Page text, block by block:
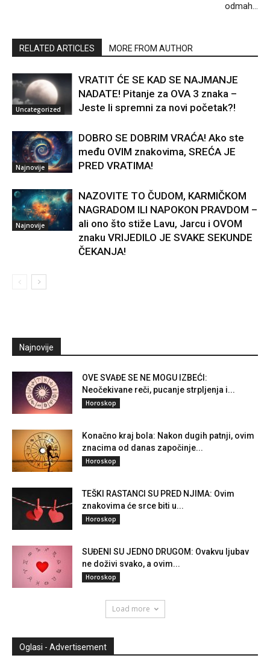
odmah…
RELATED ARTICLES MORE FROM AUTHOR
Uncategorized
VRATIT ĆE SE KAD SE NAJMANJE
NADATE! Pitanje za OVA 3 znaka –
Jeste li spremni za novi početak?!
Najnovije
DOBRO SE DOBRIM VRAĆA! Ako ste
među OVIM znakovima, SREĆA JE
PRED VRATIMA!
Najnovije
NAZOVITE TO ČUDOM, KARMIČKOM
NAGRADOM ILI NAPOKON PRAVDOM –
ali ono što stiže Lavu, Jarcu i OVOM
znaku VRIJEDILO JE SVAKE SEKUNDE
ČEKANJA!
Najnovije
OVE SVAĐE SE NE MOGU IZBEĆI:
Neočekivane reči, pucanje strpljenja i...
Horoskop
Konačno kraj bola: Nakon dugih patnji, ovim
znacima od danas započinje...
Horoskop
TEŠKI RASTANCI SU PRED NJIMA: Ovim
znakovima će srce biti u...
Horoskop
SUĐENI SU JEDNO DRUGOM: Ovakvu ljubav
ne doživi svako, a ovim...
Horoskop
Load more
Oglasi - Advertisement